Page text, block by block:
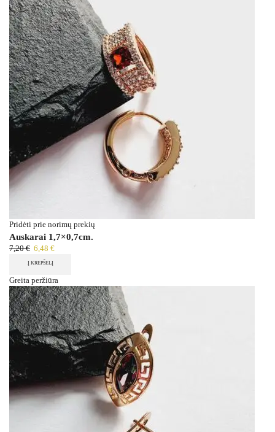
Pridėti prie norimų prekių
Auskarai 1,7×0,7cm.
7,20€ 6,48 €
Į KREPŠELĮ
Greita peržiūra